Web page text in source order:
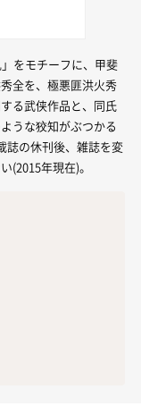
をモチーフに、甲斐
全を、極悪匪洪火秀
る武侠作品と、同氏
うな狡知がぶつかる
誌の休刊後、雑誌を変
(2015年現在)。